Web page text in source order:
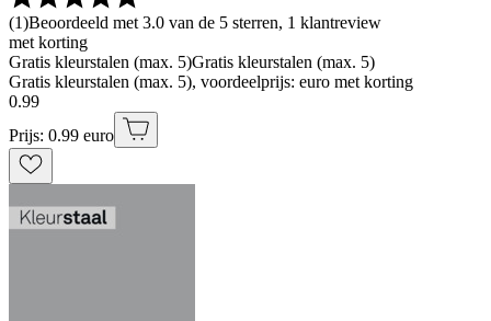
(1)Beoordeeld met 3.0 van de 5 sterren, 1 klantreview
met korting
Gratis kleurstalen (max. 5)Gratis kleurstalen (max. 5)
Gratis kleurstalen (max. 5), voordeelprijs: euro met korting
0.99
Prijs: 0.99 euro